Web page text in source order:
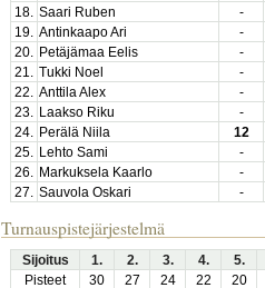
18.
Saari Ruben
-
19.
Antinkaapo Ari
-
20.
Petäjämaa Eelis
-
21.
Tukki Noel
-
22.
Anttila Alex
-
23.
Laakso Riku
-
24.
Perälä Niila
12
25.
Lehto Sami
-
26.
Markuksela Kaarlo
-
27.
Sauvola Oskari -
Turnauspistejärjestelmä
Sijoitus 1. 2. 3. 4.
5.
Pisteet
30 27 24 22 20